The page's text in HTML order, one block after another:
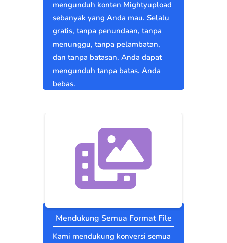
mengunduh konten Mightyupload
sebanyak yang Anda mau. Selalu
gratis, tanpa penundaan, tanpa
menunggu, tanpa pelambatan,
dan tanpa batasan. Anda dapat
mengunduh tanpa batas. Anda
bebas.
Mendukung Semua Format File
Kami mendukung konversi semua